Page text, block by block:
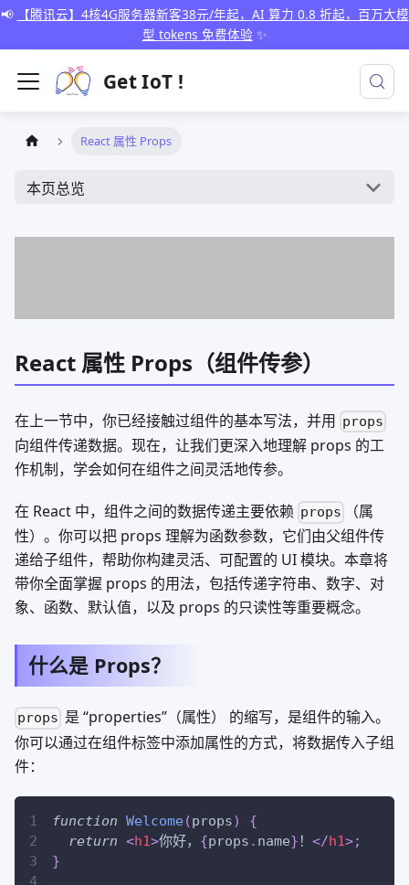
📢
【腾讯云】4核4G服务器新客38元/年起，AI 算力 0.8 折起，百万大模
型 tokens 免费体验 ✨
Get IoT !
React 属性 Props
本页总览
React 属性 Props（组件传参）
在上一节中，你已经接触过组件的基本写法，并用 props
向组件传递数据。现在，让我们更深入地理解 props 的工
作机制，学会如何在组件之间灵活地传参。
在 React 中，组件之间的数据传递主要依赖 props
（属
性）。你可以把 props 理解为函数参数，它们由父组件传
递给子组件，帮助你构建灵活、可配置的 UI 模块。本章将
带你全面掌握 props 的用法，包括传递字符串、数字、对
象、函数、默认值，以及 props 的只读性等重要概念。
什么是 Props？
props 是 “properties”（属性） 的缩写，是组件的输入。
你可以通过在组件标签中添加属性的方式，将数据传入子组
件：
function Welcome(props)
{
return <h1>你好， {props . name} ！ </h1>;
}